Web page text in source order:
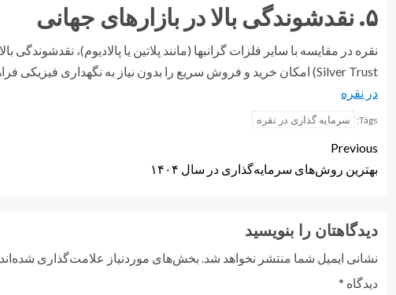
۵. نقدشوندگی بالا در بازارهای جهانی
Silver Trust) امکان خرید و فروش سریع را بدون نیاز به نگهداری فیزیکی فراهم می‌کنند.متن کامل مقاله:
در نقره
Tags: سرمایه گذاری در نقره
Previous
بهترین روش‌های سرمایه‌گذاری در سال ۱۴۰۴
دیدگاهتان را بنویسید
نشانی ایمیل شما منتشر نخواهد شد. بخش‌های موردنیاز علامت‌گذاری شده‌اند
دیدگاه *